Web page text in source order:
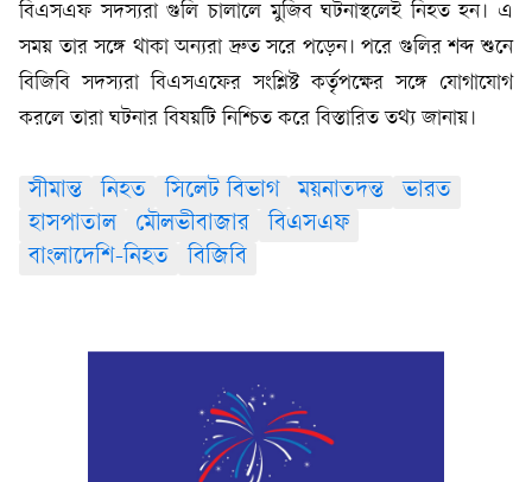
বিএসএফ সদস্যরা গুলি চালালে মুজিব ঘটনাস্থলেই নিহত হন। এ
সময় তার সঙ্গে থাকা অন্যরা দ্রুত সরে পড়েন। পরে গুলির শব্দ শুনে
বিজিবি সদস্যরা বিএসএফের সংশ্লিষ্ট কর্তৃপক্ষের সঙ্গে যোগাযোগ
করলে তারা ঘটনার বিষয়টি নিশ্চিত করে বিস্তারিত তথ্য জানায়।
সীমান্ত নিহত সিলেট বিভাগ ময়নাতদন্ত
ভারত
হাসপাতাল
মৌলভীবাজার
বিএসএফ
বাংলাদেশি-নিহত
বিজিবি